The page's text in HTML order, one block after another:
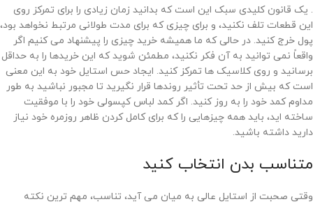
. یک قانون کلیدی سبک این است که بدانید زمان زیادی را برای تمرکز روی
این قطعات تلف نکنید، و برای چیزی که برای مدت طولانی مرتبط نخواهد بود،
پول خرج کنید. در حالی که ما همیشه خرید چیزی را پیشنهاد می کنیم اگر
واقعاً نمی توانید به آن فکر نکنید، مطمئن شوید که این خریدها را به حداقل
برسانید و روی کلاسیک ها تمرکز کنید. ایجاد حس استایل خود به این معنی
است که بیش از حد تحت تأثیر روندها قرار نگیرید تا مجبور نباشید به طور
مداوم کمد خود را به روز کنید. اگر کمد لباس کپسولی خود را با موفقیت
ساخته اید، باید همه چیزهایی را که برای کامل کردن ظاهر روزمره خود نیاز
دارید داشته باشید.
متناسب بدن انتخاب کنید
وقتی صحبت از استایل عالی به میان می آید، تناسب، مهم ترین نکته